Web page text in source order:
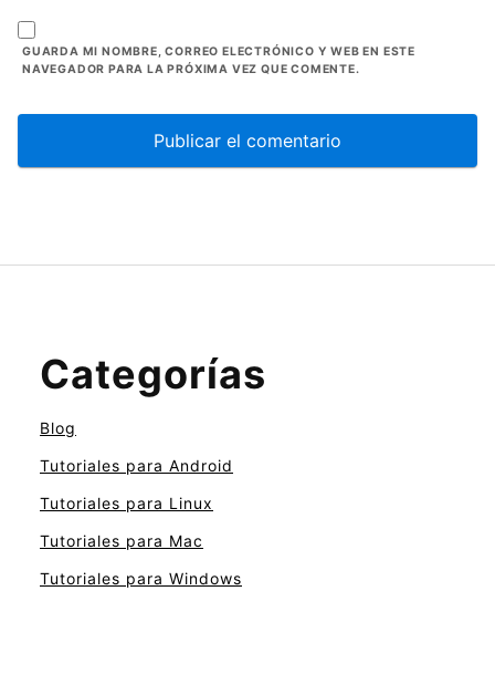
GUARDA MI NOMBRE, CORREO ELECTRÓNICO Y WEB EN ESTE
NAVEGADOR PARA LA PRÓXIMA VEZ QUE COMENTE.
Categorías
Blog
Tutoriales para Android
Tutoriales para Linux
Tutoriales para Mac
Tutoriales para Windows